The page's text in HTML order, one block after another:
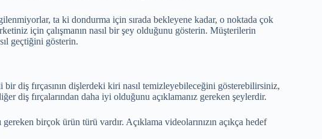
ta ki dondurma için sırada bekleyene kadar, o noktada çok
için çalışmanın nasıl bir şey olduğunu gösterin. Müşterilerin
geçtiğini gösterin.
diş fırçasının dişlerdeki kiri nasıl temizleyebileceğini gösterebilirsiniz,
diğer diş fırçalarından daha iyi olduğunu açıklamanız gereken şeylerdir.
birçok ürün türü vardır. Açıklama videolarınızın açıkça hedef